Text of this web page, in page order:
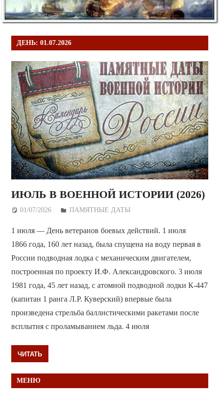
ДЕНЬ: 01.07.2026
ИЮЛЬ В ВОЕННОЙ ИСТОРИИ (2026)
01/07/2026 Дежурный по Редакции
ПАМЯТНЫЕ ДАТЫ
1 июля — День ветеранов боевых действий. 1 июля
1866 года, 160 лет назад, была спущена на воду первая в
России подводная лодка с механическим двигателем,
построенная по проекту И.Ф. Александровского. 3 июля
1981 года, 45 лет назад, с атомной подводной лодки К-447
(капитан 1 ранга Л.Р. Куверский) впервые была
произведена стрельба баллистическими ракетами после
всплытия с проламыванием льда. 4 июля
ЧИТАТЬ
МЕНЮ